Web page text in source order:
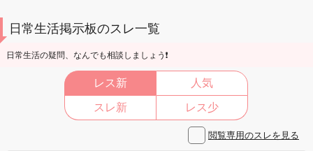
日常生活掲示板のスレ一覧
日常生活の疑問、なんでも相談しましょう❗
レス新
人気
スレ新
レス少
閲覧専用のスレを見る